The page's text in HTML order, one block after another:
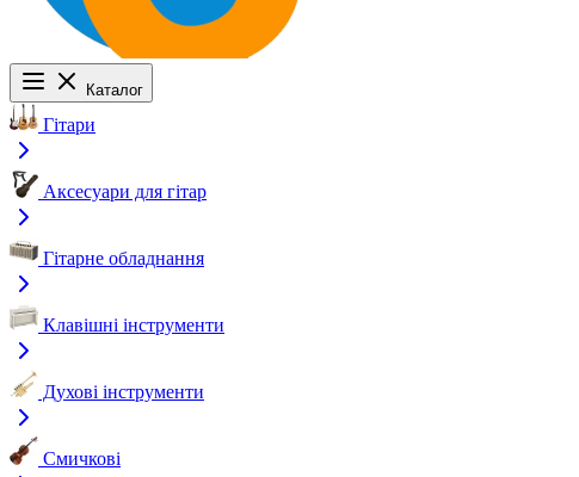
Каталог
Гітари
Аксесуари для гітар
Гітарне обладнання
Клавішні інструменти
Духові інструменти
Смичкові